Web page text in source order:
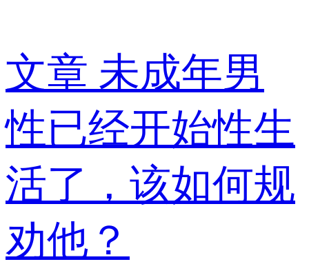
文章 未成年男
性已经开始性生
活了，该如何规
劝他？